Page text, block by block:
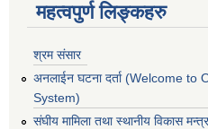
महत्वपुर्ण लिङ्कहरु
श्रम संसार
अनलाईन घटना दर्ता (Welcome
System)
संघीय मामिला तथा स्थानीय विकास